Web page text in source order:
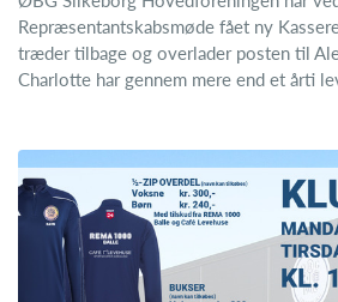
Repræsentantskabsmøde fået ny
træder tilbage og overlader posten til
Charlotte har gennem mere end et årti